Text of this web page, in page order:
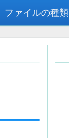
ファイルの種類